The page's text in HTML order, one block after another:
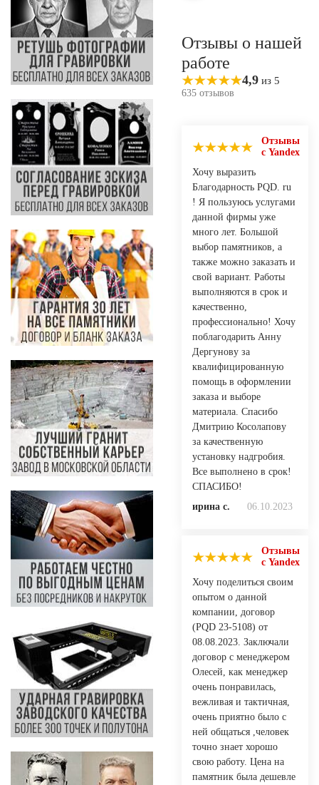
Отзывы о нашей
работе
4,9 из 5
635 отзывов
Отзывы
с Yandex
Хочу выразить
Благодарность PQD. ru
! Я пользуюсь услугами
данной фирмы уже
много лет. Большой
выбор памятников, а
также можно заказать и
свой вариант. Работы
выполняются в срок и
качественно,
профессионально! Хочу
поблагодарить Анну
Дергунову за
квалифицированную
помощь в оформлении
заказа и выборе
материала. Спасибо
Дмитрию Косолапову
за качественную
установку надгробия.
Все выполнено в срок!
СПАСИБО!
ирина с.
06.10.2023
Отзывы
с Yandex
Хочу поделиться своим
опытом о данной
компании, договор
(PQD 23-5108) от
08.08.2023. Заключали
договор с менеджером
Олесей, как менеджер
очень понравилась,
вежливая и тактичная,
очень приятно было с
ней общаться ,человек
точно знает хорошо
свою работу. Цена на
памятник была дешевле